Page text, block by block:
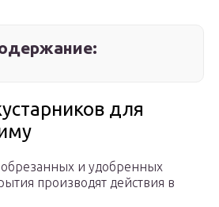
для
и удобренных
производят действия в